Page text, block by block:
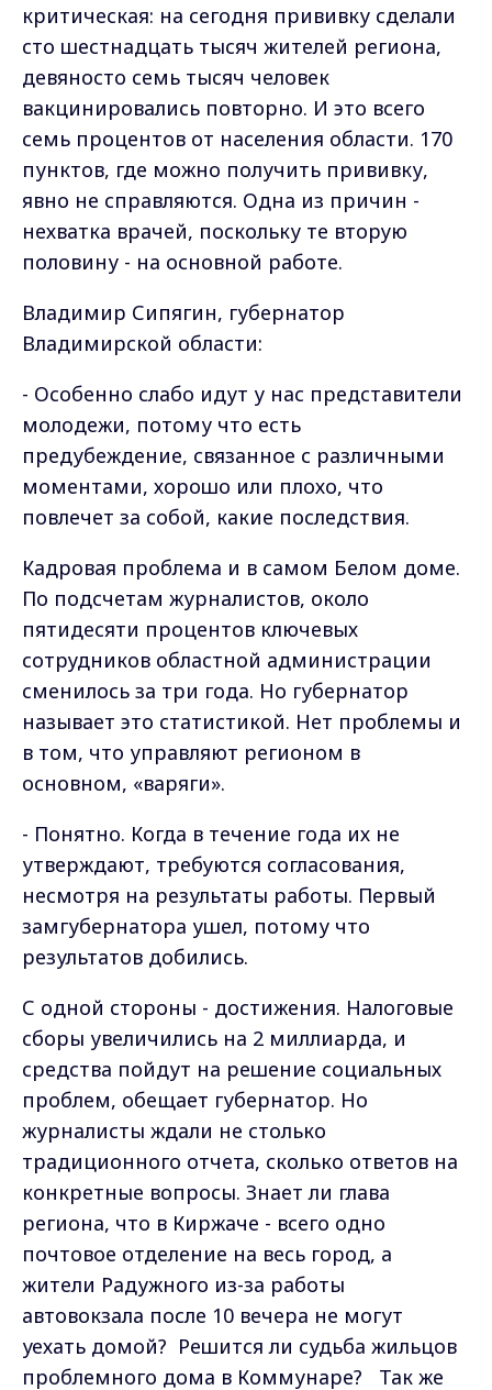
критическая: на сегодня прививку сделали
сто шестнадцать тысяч жителей региона,
девяносто семь тысяч человек
вакцинировались повторно. И это всего
семь процентов от населения области. 170
пунктов, где можно получить прививку,
явно не справляются. Одна из причин -
нехватка врачей, поскольку те вторую
половину - на основной работе.
Владимир Сипягин, губернатор
Владимирской области:
- Особенно слабо идут у нас представители
молодежи, потому что есть
предубеждение, связанное с различными
моментами, хорошо или плохо, что
повлечет за собой, какие последствия.
Кадровая проблема и в самом Белом доме.
По подсчетам журналистов, около
пятидесяти процентов ключевых
сотрудников областной администрации
сменилось за три года. Но губернатор
называет это статистикой. Нет проблемы и
в том, что управляют регионом в
основном, «варяги».
- Понятно. Когда в течение года их не
утверждают, требуются согласования,
несмотря на результаты работы. Первый
замгубернатора ушел, потому что
результатов добились.
С одной стороны - достижения. Налоговые
сборы увеличились на 2 миллиарда, и
средства пойдут на решение социальных
проблем, обещает губернатор. Но
журналисты ждали не столько
традиционного отчета, сколько ответов на
конкретные вопросы. Знает ли глава
региона, что в Киржаче - всего одно
почтовое отделение на весь город, а
жители Радужного из-за работы
автовокзала после 10 вечера не могут
уехать домой? Решится ли судьба жильцов
проблемного дома в Коммунаре? Так же